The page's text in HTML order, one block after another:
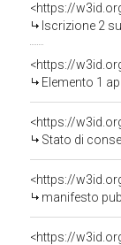
<https://
Iscrizione 2
<https://
Elemento 1
<https://
Stato di
manifesto
<https://